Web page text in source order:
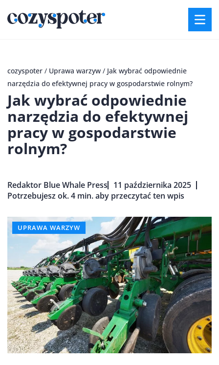
cozyspoter / Uprawa warzyw / Jak wybrać odpowiednie
narzędzia do efektywnej pracy w gospodarstwie rolnym?
Jak wybrać odpowiednie
narzędzia do efektywnej
pracy w gospodarstwie
rolnym?
Redaktor Blue Whale Press
11 października 2025
Potrzebujesz ok. 4 min. aby przeczytać ten wpis
UPRAWA WARZYW